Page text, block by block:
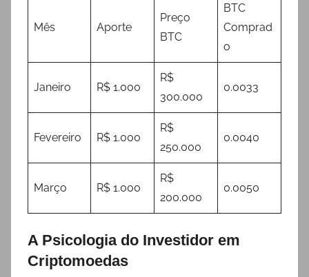
Mês Aporte
Preço
BTC
BTC
Comprad
o
Janeiro R$ 1.000
R$
300.000
0.0033
Fevereiro R$ 1.000
R$
250.000
0.0040
Março R$ 1.000
R$
200.000
0.0050
A Psicologia do Investidor em
Criptomoedas